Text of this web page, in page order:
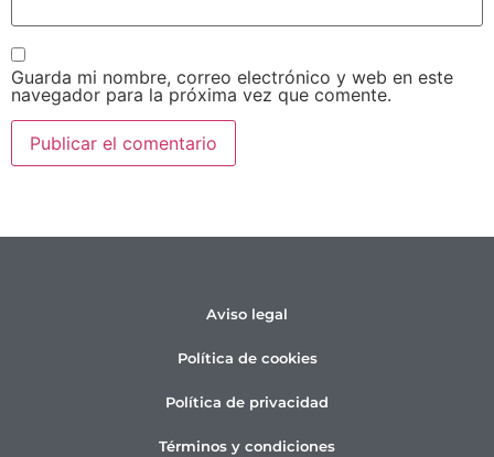
Guarda mi nombre, correo electrónico y web en este
navegador para la próxima vez que comente.
Aviso legal
Política de cookies
Política de privacidad
Términos y condiciones